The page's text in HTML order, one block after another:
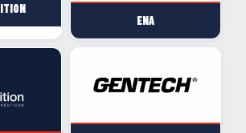
ENA